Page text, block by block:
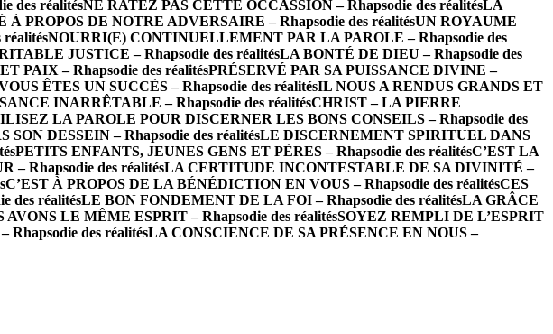
des réalitésNE RATEZ PAS CETTE OCCASSION – Rhapsodie des réalitésLA
À PROPOS DE NOTRE ADVERSAIRE – Rhapsodie des réalitésUN ROYAUME
NOURRI(E) CONTINUELLEMENT PAR LA PAROLE – Rhapsodie des
JUSTICE – Rhapsodie des réalitésLA BONTÉ DE DIEU – Rhapsodie des
PAIX – Rhapsodie des réalitésPRÉSERVÉ PAR SA PUISSANCE DIVINE –
ÊTES UN SUCCÈS – Rhapsodie des réalitésIL NOUS A RENDUS GRANDS ET
INARRÊTABLE – Rhapsodie des réalitésCHRIST – LA PIERRE
LA PAROLE POUR DISCERNER LES BONS CONSEILS – Rhapsodie des
SON DESSEIN – Rhapsodie des réalitésLE DISCERNEMENT SPIRITUEL DANS
PETITS ENFANTS, JEUNES GENS ET PÈRES – Rhapsodie des réalitésC’EST LA
Rhapsodie des réalitésLA CERTITUDE INCONTESTABLE DE SA DIVINITÉ –
C’EST À PROPOS DE LA BÉNÉDICTION EN VOUS – Rhapsodie des réalitésCES
des réalitésLE BON FONDEMENT DE LA FOI – Rhapsodie des réalitésLA GRÂCE
AVONS LE MÊME ESPRIT – Rhapsodie des réalitésSOYEZ REMPLI DE L’ESPRIT
des réalitésLA CONSCIENCE DE SA PRÉSENCE EN NOUS –